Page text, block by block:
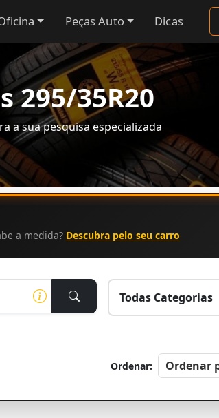
Peças Auto Dicas
295/35R20
a sua pesquisa especializada
a medida? Descubra pelo seu carro
Ordenar: